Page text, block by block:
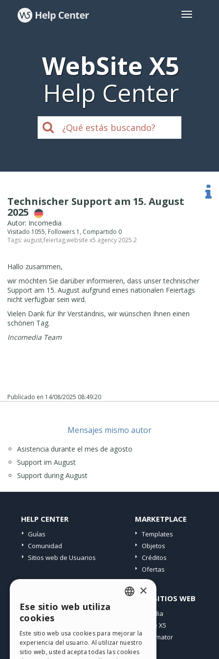
WebSite X5
Help Center
Technischer Support am 15. August
2025
Autor: Incomedia
Visitado 1055, Followers 1, Compartido 0
Tags: august,feiertag,website x5 agency 2025.2
Hallo zusammen,
wir möchten Sie darüber informieren, dass unser technischer
Support am 15. August aufgrund eines nationalen Feiertags
nicht verfügbar sein wird.
Vielen Dank für Ihr Verständnis, wir wünschen Ihnen einen
schönen Tag.
Incomedia Team
Publicado en 14/08/2025 08:49:20
Mensajes mismo autor
Asistencia durante el mes de agosto
Support im August
Support during August
HELP CENTER
Guías
Comunidad
Sitios web de Usuarios
MARKETPLACE
Templates
Objetos
Créditos
Ofertas
Mis post
Mis download
Espacio Web
OTROS SITIOS WEB
Incomedia
WebSite X5
WebAnimator
GERMAN
×
Ese sitio web utiliza
cookies
Este sitio web usa cookies para mejorar la
experiencia del usuario. Al utilizar nuestro
sitio web, usted acepta todas las cookies